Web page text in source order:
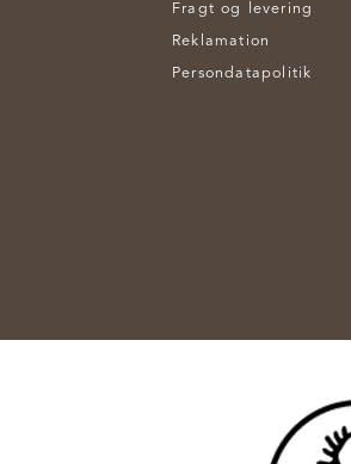
Fragt og levering
Reklamation
Persondatapolitik